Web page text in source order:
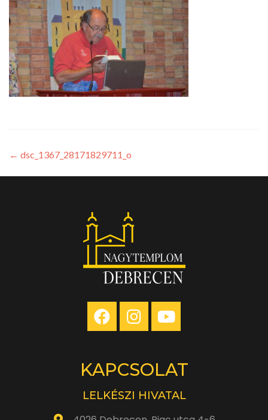
← dsc_1367_28171829711_o
KAPCSOLAT
LELKÉSZI HIVATAL